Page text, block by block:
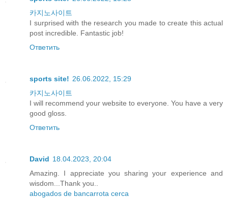
카지노사이트
I surprised with the research you made to create this actual
post incredible. Fantastic job!
Ответить
sports site! 26.06.2022, 15:29
카지노사이트
I will recommend your website to everyone. You have a very
good gloss.
Ответить
David 18.04.2023, 20:04
Amazing. I appreciate you sharing your experience and
wisdom...Thank you..
abogados de bancarrota cerca